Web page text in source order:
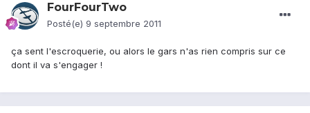
FourFourTwo
Posté(e) 9 septembre 2011
ça sent l'escroquerie, ou alors le gars n'as rien compris sur ce
dont il va s'engager !